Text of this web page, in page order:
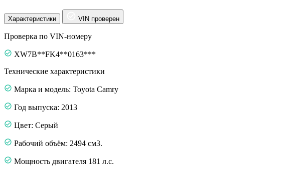
Характеристики VIN проверен
Проверка по VIN-номеру
XW7B**FK4**0163***
Технические характеристики
Марка и модель: Toyota Camry
Год выпуска: 2013
Цвет: Серый
Рабочий объём: 2494 см3.
Мощность двигателя 181 л.с.